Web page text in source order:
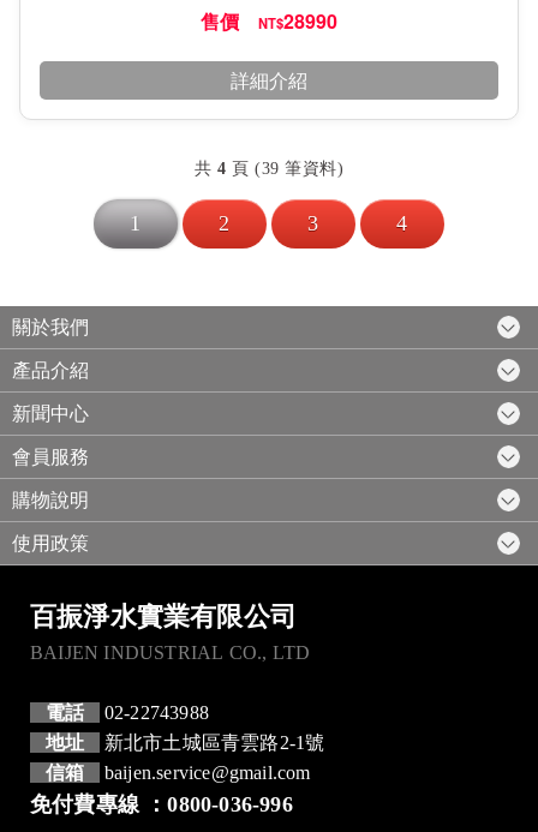
售價 NT$28990
詳細介紹
共 4 頁 (39 筆資料)
1 2 3 4
關於我們
產品介紹
新聞中心
會員服務
購物說明
使用政策
百振淨水實業有限公司
BAIJEN INDUSTRIAL CO., LTD
電話
02-22743988
地址
新北市土城區青雲路2-1號
信箱
baijen.service@gmail.com
免付費專線 ：0800-036-996